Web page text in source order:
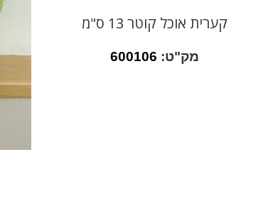
קערית אוכל קוטר 13 ס"מ
מק"ט: 600106